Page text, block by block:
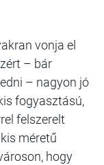
vonja el
– bár
– nagyon jó
fogyasztású,
felszerelt
méretű
hogy